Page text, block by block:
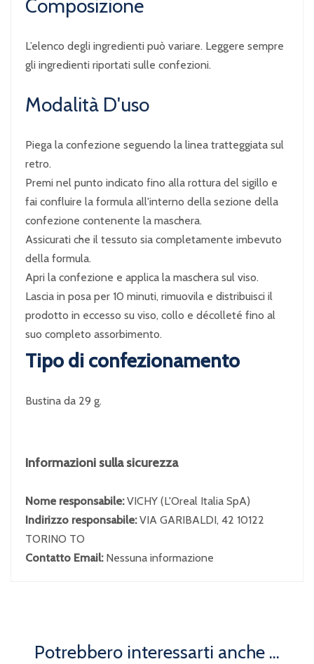
Composizione
L’elenco degli ingredienti può variare. Leggere sempre
gli ingredienti riportati sulle confezioni.
Modalità D'uso
Piega la confezione seguendo la linea tratteggiata sul
retro.
Premi nel punto indicato fino alla rottura del sigillo e
fai confluire la formula all'interno della sezione della
confezione contenente la maschera.
Assicurati che il tessuto sia completamente imbevuto
della formula.
Apri la confezione e applica la maschera sul viso.
Lascia in posa per 10 minuti, rimuovila e distribuisci il
prodotto in eccesso su viso, collo e décolleté fino al
suo completo assorbimento.
Tipo di confezionamento
Bustina da 29 g.
Informazioni sulla sicurezza
Nome responsabile:VICHY (L'Oreal Italia SpA)
Indirizzo responsabile:VIA GARIBALDI, 42 10122
TORINO TO
Contatto Email: Nessuna informazione
Potrebbero interessarti anche ...